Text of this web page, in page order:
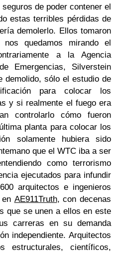
de poder contener el
estas terribles pérdidas de
demolerlo. Ellos tomaron
quedamos mirando el
a la Agencia
Emergencias, Silverstein
demolido, sólo el estudio de
para colocar los
y si realmente el fuego era
controlarlo cómo fueron
planta para colocar los
solamente hubiera sido
que el WTC iba a ser
como terrorismo
ejecutados para infundir
arquitectos e ingenieros
AE911Truth, con decenas
que se unen a ellos en este
carreras en su demanda
independiente. Arquitectos
estructurales, científicos,